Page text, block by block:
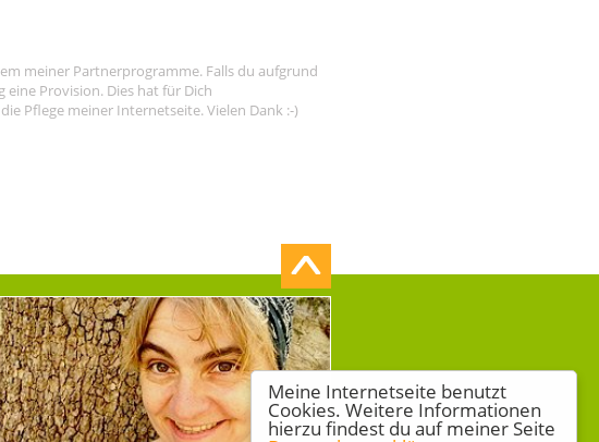
Meine Internetseite benutzt
Cookies. Weitere Informationen
hierzu findest du auf meiner Seite
meiner Partnerprogramme. Falls du aufgrund
Provision. Dies hat für Dich
Pflege meiner Internetseite. Vielen Dank :-)